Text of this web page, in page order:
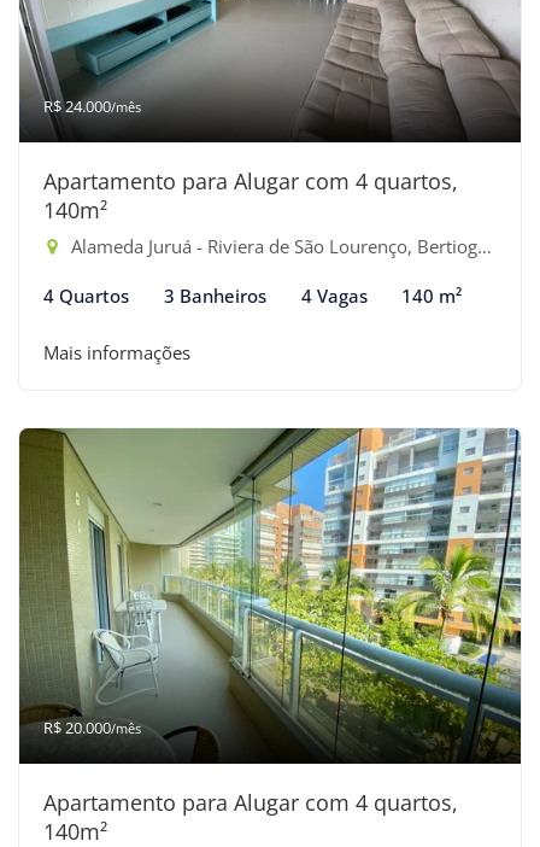
R$ 24.000/mês
Apartamento para Alugar com 4 quartos,
140m²
Alameda Juruá - Riviera de São Lourenço, Bertioga-SP
4 Quartos 3 Banheiros 4 Vagas 140 m²
Mais informações
R$ 20.000/mês
Apartamento para Alugar com 4 quartos,
140m²